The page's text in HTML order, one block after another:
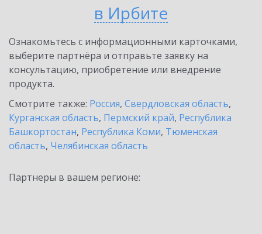
в Ирбите
Ознакомьтесь с информационными карточками,
выберите партнёра и отправьте заявку на
консультацию, приобретение или внедрение
продукта.
Смотрите также: Россия, Свердловская область,
Курганская область, Пермский край, Республика
Башкортостан, Республика Коми, Тюменская
область, Челябинская область
Партнеры в вашем регионе: